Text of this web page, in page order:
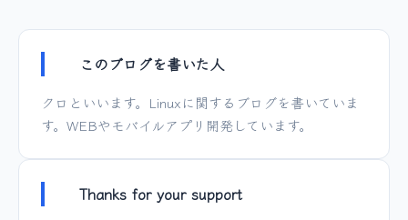
このブログを書いた人
クロといいます。Linuxに関するブログを書いていま
す。WEBやモバイルアプリ開発しています。
Thanks for your support